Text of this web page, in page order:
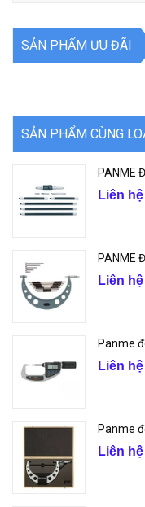
SẢN PHẨM ƯU ĐÃI
SẢN PHẨM CÙNG
PANME
Liên hệ
PANME
Liên hệ
Panme
Liên hệ
Panme
Liên hệ